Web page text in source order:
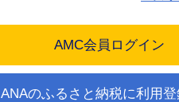
ANAのふるさと納税に利用登